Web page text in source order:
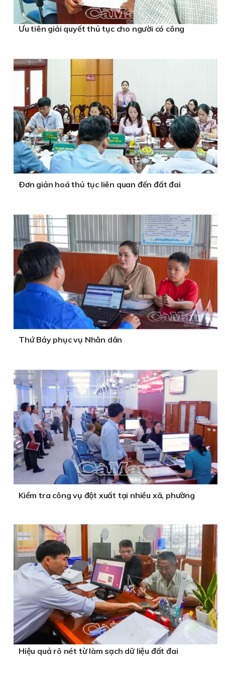
Ưu tiên giải quyết thủ tục cho người có công
Ðơn giản hoá thủ tục liên quan đến đất đai
Thứ Bảy phục vụ Nhân dân
Kiểm tra công vụ đột xuất tại nhiều xã, phường
Hiệu quả rõ nét từ làm sạch dữ liệu đất đai